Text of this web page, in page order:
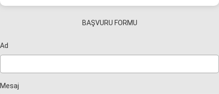
BAŞVURU FORMU
Ad
Mesaj